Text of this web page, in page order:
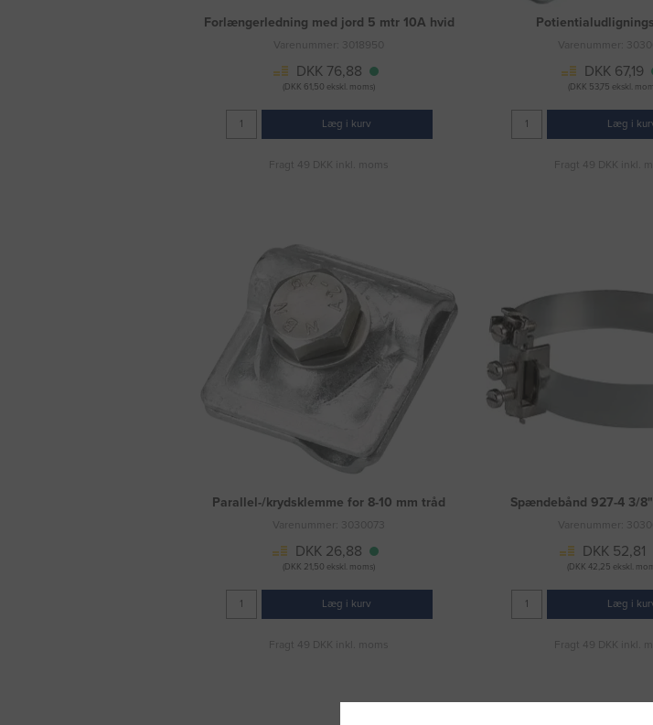
Forlængerledning med jord 5 mtr 10A hvid
Varenummer: 3018950
DKK 76,88
(DKK 61,50 ekskl. moms)
Læg i kurv
Fragt 49 DKK inkl. moms
Varenummer:
DKK 67,19
(DKK 53,75 ekskl.
Læg i
Fragt 49 DKK inkl.
Parallel-/krydsklemme for 8-10 mm tråd
Varenummer: 3030073
DKK 26,88
(DKK 21,50 ekskl. moms)
Læg i kurv
Fragt 49 DKK inkl. moms
Spændebånd 927-4 3/
Varenummer:
DKK 52,81
(DKK 42,25 ekskl.
Læg i
Fragt 49 DKK inkl.